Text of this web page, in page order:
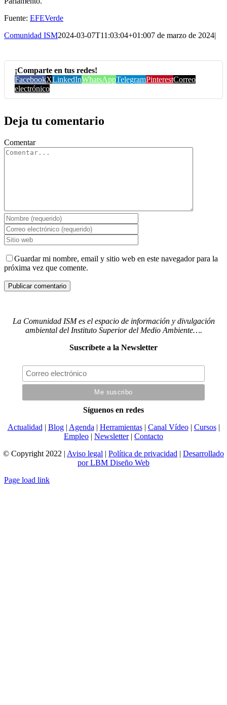
Fuente: EFEVerde
Comunidad ISM2024-03-07T11:03:04+01:007 de marzo de 2024|
¡Comparte en tus redes!
FacebookXLinkedInWhatsAppTelegramPinterestCorreo
electrónico
Deja tu comentario
Comentar
Guardar mi nombre, email y sitio web en este navegador para la
próxima vez que comente.
La Comunidad ISM es el espacio de información y divulgación
ambiental del Instituto Superior del Medio Ambiente….
Suscríbete a la Newsletter
Síguenos en redes
Actualidad | Blog| Agenda | Herramientas| Canal Vídeo| Cursos|
Empleo | Newsletter| Contacto
© Copyright 2022 | Aviso legal | Política de privacidad | Desarrollado
por LBM Diseño Web
Page load link